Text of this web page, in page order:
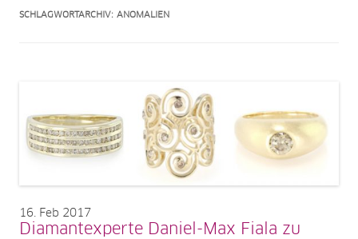
SCHLAGWORTARCHIV: ANOMALIEN
16 Feb 2017
Diamantexperte Daniel-Max Fiala zu